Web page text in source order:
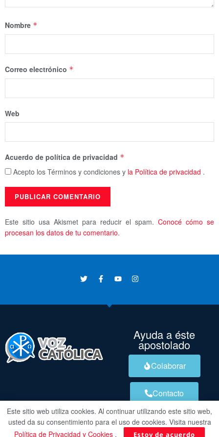
Nombre *
Correo electrónico *
Web
Acuerdo de política de privacidad *
Acepto los Términos y condiciones y la Política de privacidad .
Este sitio usa Akismet para reducir el spam. Conocé cómo se
procesan los datos de tu comentario.
Ayuda a éste
apostolado
Colaborar
Contacto
Este sitio web utiliza cookies. Al continuar utilizando este sitio web,
usted da su consentimiento para el uso de cookies. Visita nuestra
Política de Privacidad y Cookies . Estoy de acuerdo